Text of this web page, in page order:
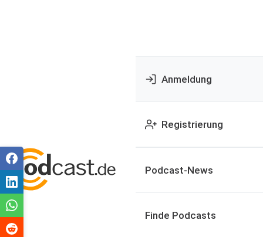
Anmeldung
Registrierung
Podcast-News
Finde Podcasts